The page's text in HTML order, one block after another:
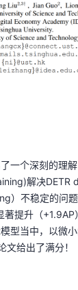
一个深刻的理
解决DETR
）不稳定的问
提升（+1.9AP
型当中，以微
给出了满分！